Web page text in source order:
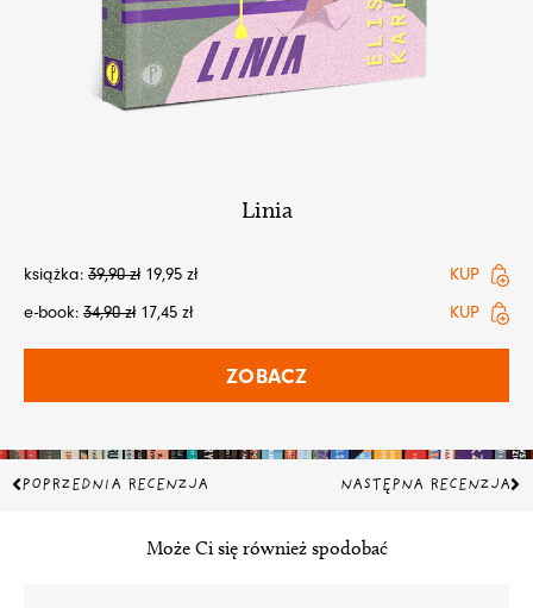
Linia
książka: 39,90zł 19,95 zł
KUP
e-book: 34,90zł 17,45 zł KUP
ZOBACZ
Prev
POPRZEDNIA RECENZJA NASTĘPNA RECENZJA
Może Ci się również spodobać